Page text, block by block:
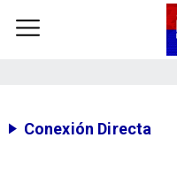
Conexión Directa